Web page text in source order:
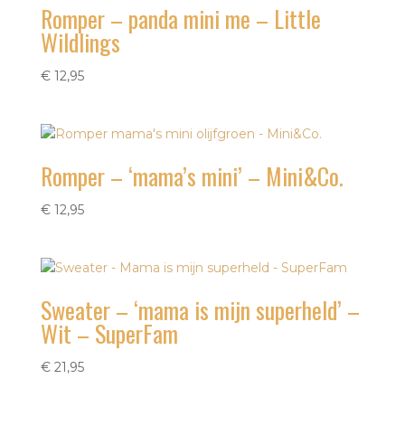
Romper – panda mini me – Little
Wildlings
€12,95
Romper – ‘mama’s mini’ – Mini&Co.
€12,95
Sweater – ‘mama is mijn superheld’ –
Wit – SuperFam
€21,95